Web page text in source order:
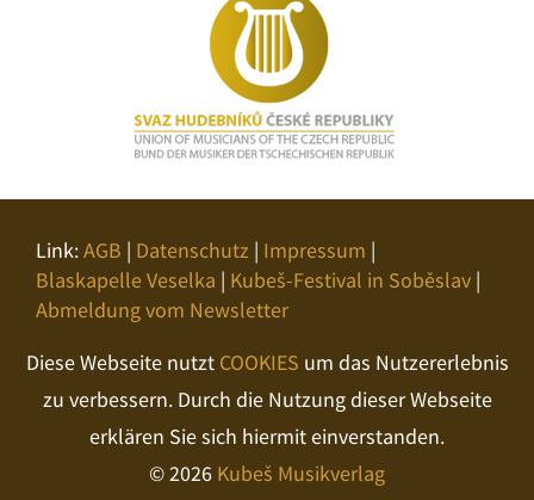
Link:AGB | Datenschutz | Impressum |
Blaskapelle Veselka | Kubeš-Festival in Soběslav |
Abmeldung vom Newsletter
Diese Webseite nutzt COOKIES um das Nutzererlebnis
zu verbessern. Durch die Nutzung dieser Webseite
erklären Sie sich hiermit einverstanden.
© 2026 Kubeš Musikverlag